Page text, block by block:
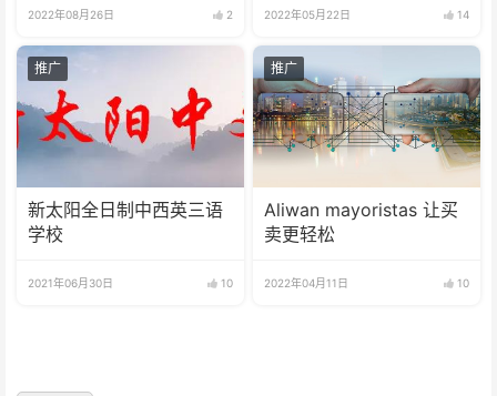
2022年08月26日 2 2022年05月22日 14
推广
新太阳全日制中西英三语
学校
2021年06月30日 10
推广
Aliwan mayoristas 让买
卖更轻松
2022年04月11日 10